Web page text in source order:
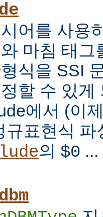
어를 사용
마침 태그
식을 SSI
할 수 있게
에서 (이
규표현식
의 $0 ...